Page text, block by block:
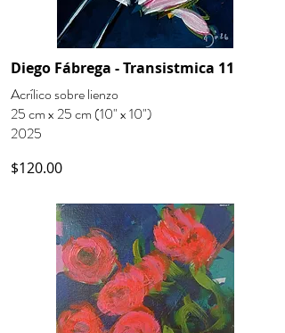
Diego Fábrega - Transistmica 11
Acrílico sobre lienzo
25 cm x 25 cm (10" x 10")
2025
$120.00